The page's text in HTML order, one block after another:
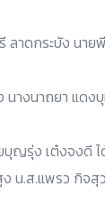
ลาดกระบัง นาย
นางนาถยา แดง
ญรุ่ง เต๋งจงดี ไ
ง น.ส.แพรว กิจ